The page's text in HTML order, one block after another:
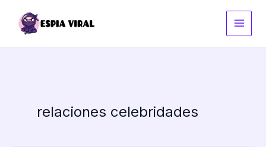
contenido
relaciones celebridades